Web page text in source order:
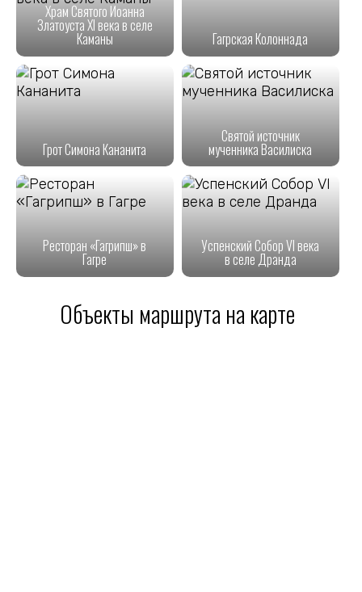
Храм Святого Иоанна
Златоуста XI века в селе
Каманы Гагрская Колоннада
Грот Симона Кананита
Святой источник
мученника Василиска
Ресторан «Гагрипш» в
Гагре
Успенский Собор VI века
в селе Дранда
Объекты маршрута на карте